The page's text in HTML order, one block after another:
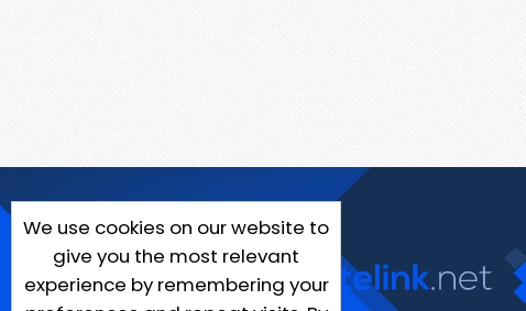
We use cookies on our website to
give you the most relevant
experience by remembering your